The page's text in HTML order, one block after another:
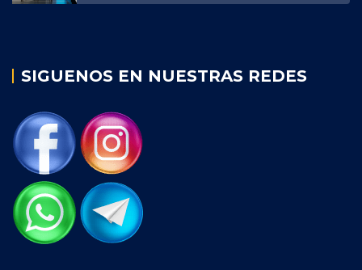
SIGUENOS EN NUESTRAS REDES